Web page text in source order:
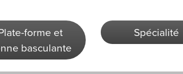
forme et
basculante
Spécialité